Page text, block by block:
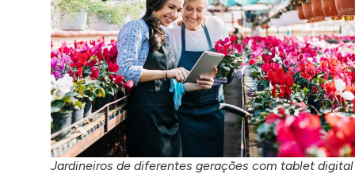
Jardineiros de diferentes gerações com tablet digital